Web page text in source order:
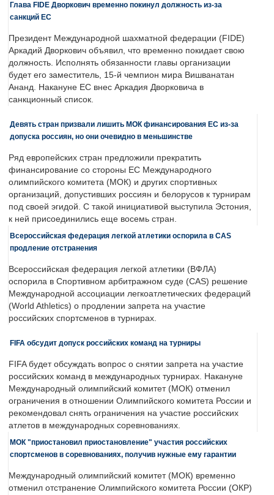
Глава FIDE Дворкович временно покинул должность из-за
санкций ЕС
Президент Международной шахматной федерации (FIDE)
Аркадий Дворкович объявил, что временно покидает свою
должность. Исполнять обязанности главы организации
будет его заместитель, 15-й чемпион мира Вишванатан
Ананд. Накануне ЕС внес Аркадия Дворковича в
санкционный список.
Девять стран призвали лишить МОК финансирования ЕС из-за
допуска россиян, но они очевидно в меньшинстве
Ряд европейских стран предложили прекратить
финансирование со стороны ЕС Международного
олимпийского комитета (МОК) и других спортивных
организаций, допустивших россиян и белорусов к турнирам
под своей эгидой. С такой инициативой выступила Эстония,
к ней присоединились еще восемь стран.
Всероссийская федерация легкой атлетики оспорила в CAS
продление отстранения
Всероссийская федерация легкой атлетики (ВФЛА)
оспорила в Спортивном арбитражном суде (CAS) решение
Международной ассоциации легкоатлетических федераций
(World Athletics) о продлении запрета на участие
российских спортсменов в турнирах.
FIFA обсудит допуск российских команд на турниры
FIFA будет обсуждать вопрос о снятии запрета на участие
российских команд в международных турнирах. Накануне
Международный олимпийский комитет (МОК) отменил
ограничения в отношении Олимпийского комитета России и
рекомендовал снять ограничения на участие российских
атлетов в международных соревнованиях.
МОК "приостановил приостановление" участия российских
спортсменов в соревнованиях, получив нужные ему гарантии
Международный олимпийский комитет (МОК) временно
отменил отстранение Олимпийского комитета России (ОКР)